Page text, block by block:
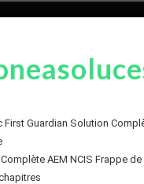
First Guardian Solution
AEM NCIS Frappe de